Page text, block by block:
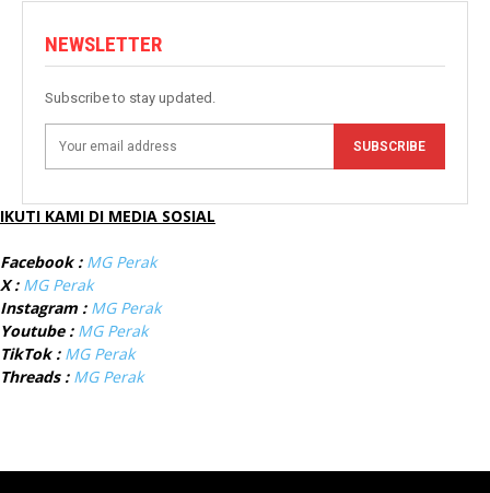
NEWSLETTER
Subscribe to stay updated.
SUBSCRIBE
IKUTI KAMI DI MEDIA SOSIAL
Facebook : MG Perak
X : MG Perak
Instagram : MG Perak
Youtube : MG Perak
TikTok : MG Perak
Threads : MG Perak